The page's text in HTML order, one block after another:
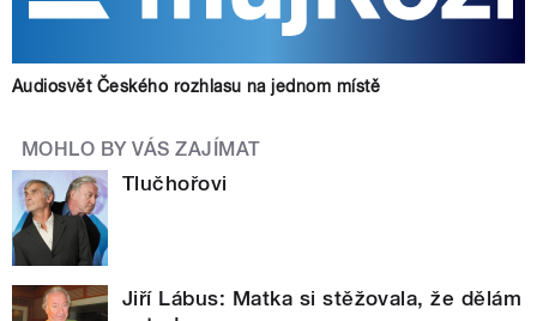
Audiosvět Českého rozhlasu na jednom místě
MOHLO BY VÁS ZAJÍMAT
Tlučhořovi
Jiří Lábus: Matka si stěžovala, že dělám